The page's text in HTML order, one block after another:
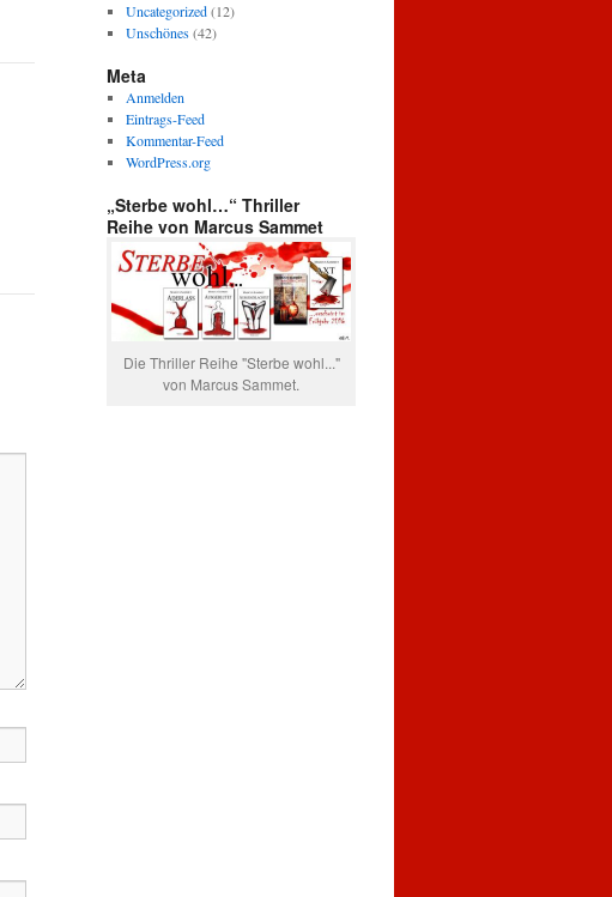
Uncategorized(12)
Unschönes(42)
Meta
Anmelden
Eintrags-Feed
Kommentar-Feed
WordPress.org
„Sterbe wohl…“ Thriller
Reihe von Marcus Sammet
Die Thriller Reihe "Sterbe wohl..."
von Marcus Sammet.